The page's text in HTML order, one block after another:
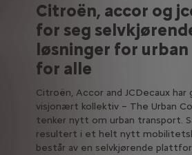
Citroën, accor og
for seg
løsninger for
for alle
Citroën, Accor and JCDecaux
visjonært kollektiv – The Urban
tenker nytt om urban transport.
resultert i et helt nytt
består av en selvkjørende